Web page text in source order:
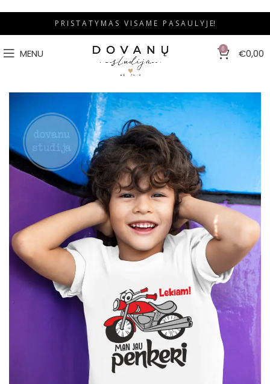
P R I S T A T Y M A S V I S A M E P A S A U L Y J E!
MENU 0 €0,00